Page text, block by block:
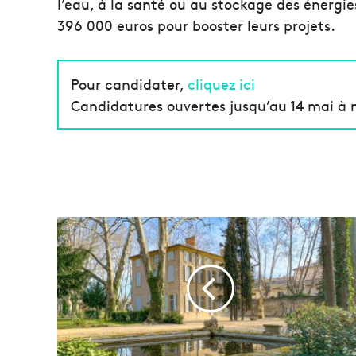
396 000 euros pour booster leurs projets.
Pour candidater, cliquez ici
Candidatures ouvertes jusqu’au 14 mai à
A
i
x
-
e
n
-
P